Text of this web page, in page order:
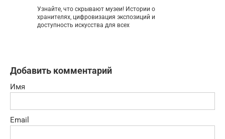
Узнайте, что скрывают музеи! Истории о
хранителях, цифровизация экспозиций и
доступность искусства для всех
Добавить комментарий
Имя
Email